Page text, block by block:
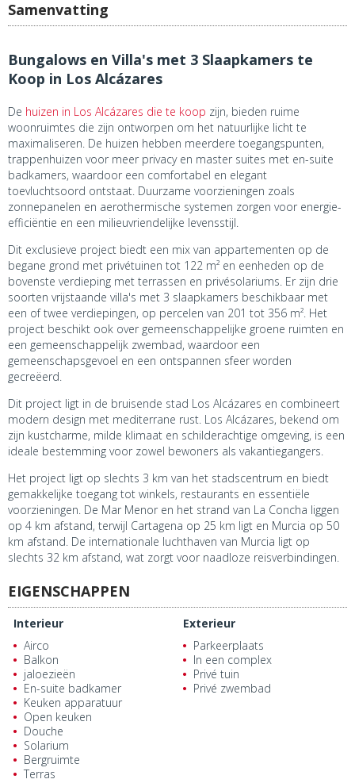
Samenvatting
Bungalows en Villa's met 3 Slaapkamers te
Koop in Los Alcázares
De huizen in Los Alcázares die te koop zijn, bieden ruime
woonruimtes die zijn ontworpen om het natuurlijke licht te
maximaliseren. De huizen hebben meerdere toegangspunten,
trappenhuizen voor meer privacy en master suites met en-suite
badkamers, waardoor een comfortabel en elegant
toevluchtsoord ontstaat. Duurzame voorzieningen zoals
zonnepanelen en aerothermische systemen zorgen voor energie-
efficiëntie en een milieuvriendelijke levensstijl.
Dit exclusieve project biedt een mix van appartementen op de
begane grond met privétuinen tot 122 m² en eenheden op de
bovenste verdieping met terrassen en privésolariums. Er zijn drie
soorten vrijstaande villa's met 3 slaapkamers beschikbaar met
een of twee verdiepingen, op percelen van 201 tot 356 m². Het
project beschikt ook over gemeenschappelijke groene ruimten en
een gemeenschappelijk zwembad, waardoor een
gemeenschapsgevoel en een ontspannen sfeer worden
gecreëerd.
Dit project ligt in de bruisende stad Los Alcázares en combineert
modern design met mediterrane rust. Los Alcázares, bekend om
zijn kustcharme, milde klimaat en schilderachtige omgeving, is een
ideale bestemming voor zowel bewoners als vakantiegangers.
Het project ligt op slechts 3 km van het stadscentrum en biedt
gemakkelijke toegang tot winkels, restaurants en essentiële
voorzieningen. De Mar Menor en het strand van La Concha liggen
op 4 km afstand, terwijl Cartagena op 25 km ligt en Murcia op 50
km afstand. De internationale luchthaven van Murcia ligt op
slechts 32 km afstand, wat zorgt voor naadloze reisverbindingen.
EIGENSCHAPPEN
Interieur
Airco
Balkon
jaloezieën
En-suite badkamer
Keuken apparatuur
Open keuken
Douche
Solarium
Bergruimte
Terras
Exterieur
Parkeerplaats
In een complex
Privé tuin
Privé zwembad